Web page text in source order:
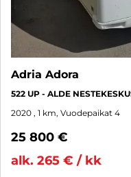
Adria Adora
522 UP - ALDE
2020 , 1 km, Vuodepaikat 4
25 800 €
alk. 265 € / kk